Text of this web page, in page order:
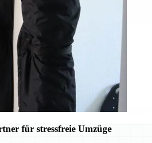
für stressfreie Umzüge